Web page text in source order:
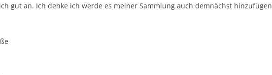
gut an. Ich denke ich werde es meiner Sammlung auch demnächst hinzufügen